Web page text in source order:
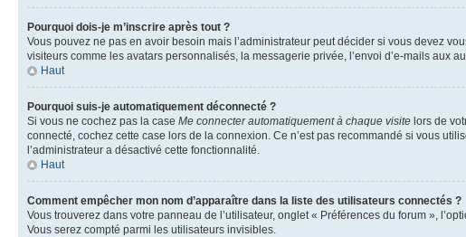
Pourquoi dois-je m’inscrire après tout ?
Vous pouvez ne pas en avoir besoin mais l’administrateur peut décider si vous devez
visiteurs comme les avatars personnalisés, la messagerie privée, l’envoi d’e-mails aux
Haut
Pourquoi suis-je automatiquement déconnecté ?
Si vous ne cochez pas la case Me connecter automatiquement à chaque visite lors de
connecté, cochez cette case lors de la connexion. Ce n’est pas recommandé si vous
l’administrateur a désactivé cette fonctionnalité.
Haut
Comment empêcher mon nom d’apparaître dans la liste des utilisateurs connectés ?
Vous trouverez dans votre panneau de l’utilisateur, onglet « Préférences du forum »,
Vous serez compté parmi les utilisateurs invisibles.